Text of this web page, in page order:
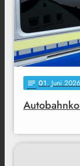
notes 01. Juni